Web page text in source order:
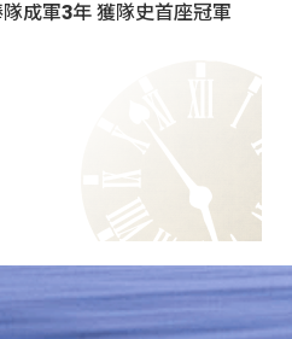
成軍3年 獲隊史首座冠軍